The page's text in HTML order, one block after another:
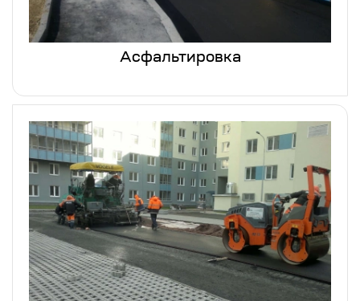
Асфальтировка